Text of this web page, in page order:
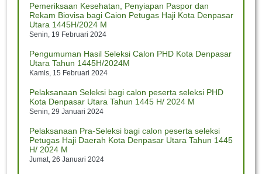
Pemeriksaan Kesehatan, Penyiapan Paspor dan
Rekam Biovisa bagi Caion Petugas Haji Kota Denpasar
Utara 1445H/2024 M
Senin, 19 Februari 2024
Pengumuman Hasil Seleksi Calon PHD Kota Denpasar
Utara Tahun 1445H/2024M
Kamis, 15 Februari 2024
Pelaksanaan Seleksi bagi calon peserta seleksi PHD
Kota Denpasar Utara Tahun 1445 H/ 2024 M
Senin, 29 Januari 2024
Pelaksanaan Pra-Seleksi bagi calon peserta seleksi
Petugas Haji Daerah Kota Denpasar Utara Tahun 1445
H/ 2024 M
Jumat, 26 Januari 2024
Menag Buka Utsawa Dharmagita Nasional XV
Rabu, 10 Juli 2024